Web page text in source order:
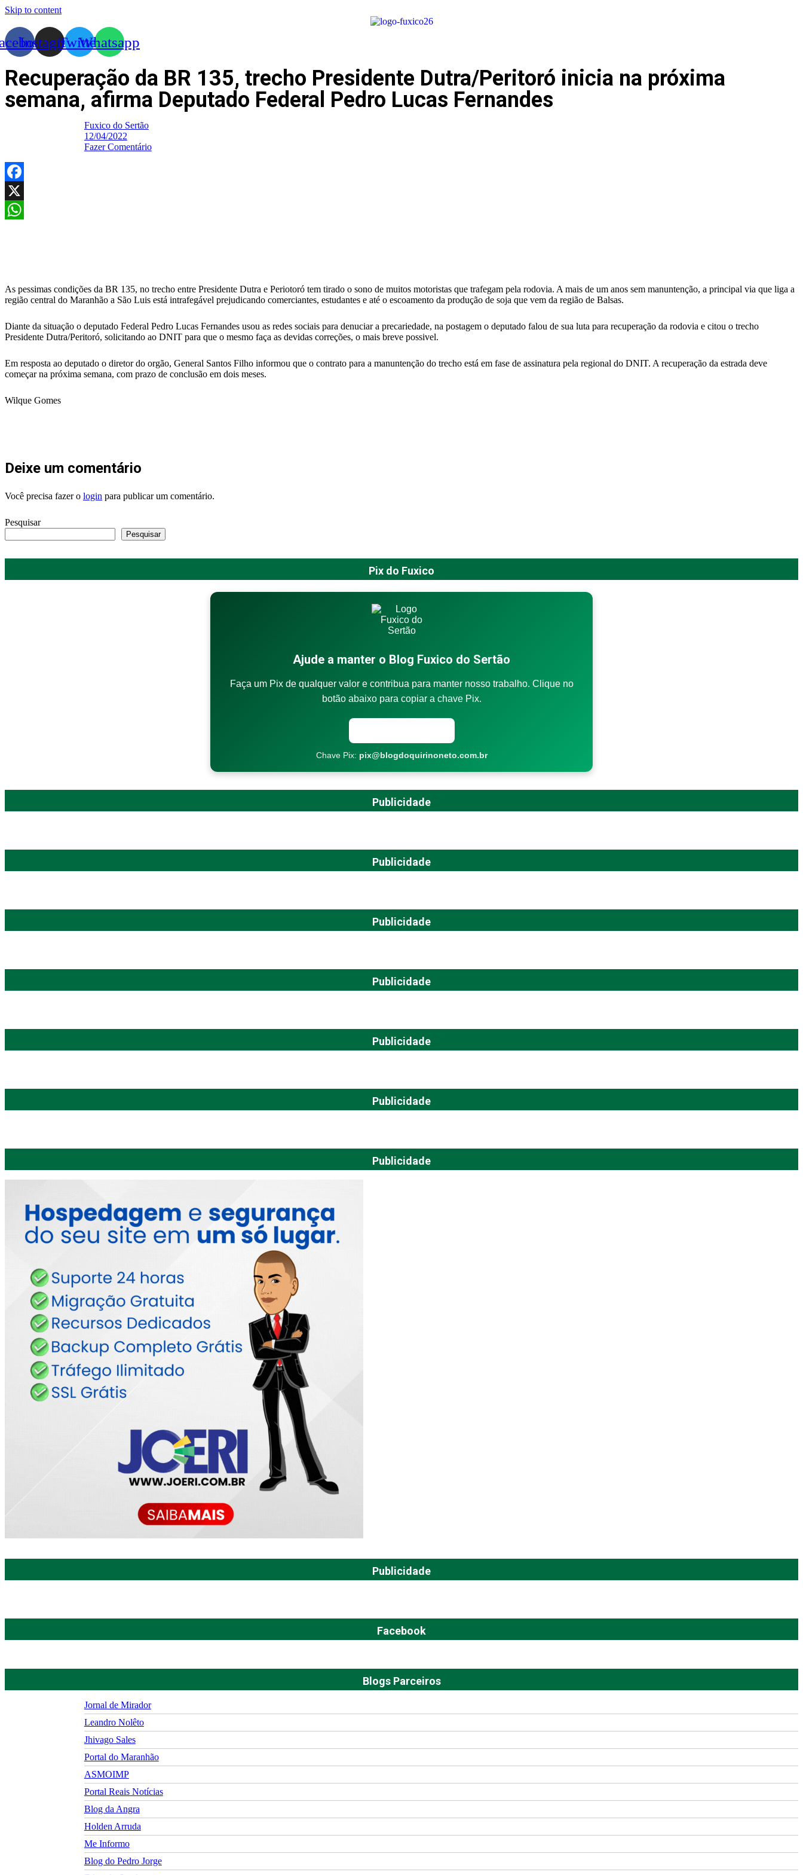
Skip to content
InstagramTwitterWhatsapp
Recuperação da BR 135, trecho Presidente Dutra/Peritoró inicia na próxima
semana, afirma Deputado Federal Pedro Lucas Fernandes
Fuxico do Sertão
12/04/2022
Fazer Comentário
Facebook
X
As pessimas condições da BR 135, no trecho entre Presidente Dutra e Periotoró tem tirado o sono de muitos motoristas que trafegam pela rodovia. A mais de um anos sem manuntenção, a principal via que liga a
região central do Maranhão a São Luis está intrafegável prejudicando comerciantes, estudantes e até o escoamento da produção de soja que vem da região de Balsas.
Diante da situação o deputado Federal Pedro Lucas Fernandes usou as redes sociais para denuciar a precariedade, na postagem o deputado falou de sua luta para recuperação da rodovia e citou o trecho
Presidente Dutra/Peritoró, solicitando ao DNIT para que o mesmo faça as devidas correções, o mais breve possivel.
Em resposta ao deputado o diretor do orgão, General Santos Filho informou que o contrato para a manuntenção do trecho está em fase de assinatura pela regional do DNIT. A recuperação da estrada deve
começar na próxima semana, com prazo de conclusão em dois meses.
Wilque Gomes
Deixe um comentário
Você precisa fazer o login para publicar um comentário.
Pesquisar
Pesquisar
Pix do Fuxico
Ajude a manter o Blog Fuxico do Sertão
Faça um Pix de qualquer valor e contribua para manter nosso trabalho. Clique no
botão abaixo para copiar a chave Pix.
Chave Pix: pix@blogdoquirinoneto.com.br
Publicidade
Publicidade
Publicidade
Publicidade
Publicidade
Publicidade
Publicidade
Publicidade
Facebook
Blogs Parceiros
Jornal de Mirador
Leandro Nolêto
Jhivago Sales
Portal do Maranhão
ASMOIMP
Portal Reais Notí­cias
Blog da Angra
Holden Arruda
Me Informo
Blog do Pedro Jorge